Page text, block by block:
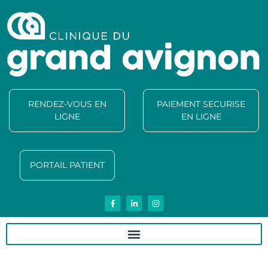
RENDEZ-VOUS EN
LIGNE
PAIEMENT SECURISE
EN LIGNE
PORTAIL PATIENT